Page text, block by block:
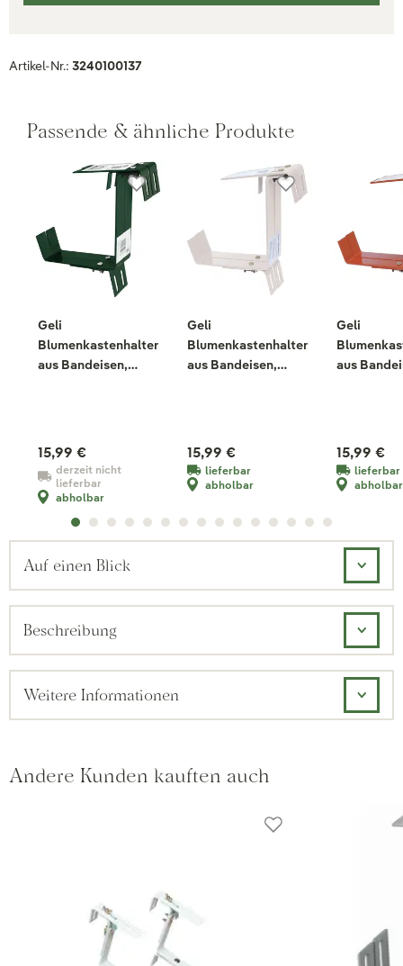
Artikel-Nr.: 3240100137
Passende & ähnliche Produkte
Geli
Blumenkastenhalter
aus Bandeisen,
15,99 €
derzeit nicht
lieferbar
abholbar
Geli
Blumenkastenhalter
aus Bandeisen,
15,99 €
lieferbar
abholbar
Geli
aus
15,99 €
lieferbar
abholbar
Auf einen Blick
Beschreibung
Weitere Informationen
Andere Kunden kauften auch